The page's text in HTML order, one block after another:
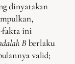
dinyatakan
fakta ini
B berlaku
valid;